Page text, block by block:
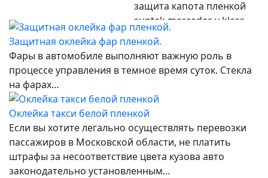
защита капота пленкой
suntek mercedes v klass
Защитная оклейка фар пленкой.
Фары в автомобиле выполняют важную роль в
процессе управления в темное время суток. Стекла
на фарах…
Оклейка такси белой пленкой
Если вы хотите легально осуществлять перевозки
пассажиров в Московской области, не платить
штрафы за несоответствие цвета кузова авто
законодательно установленным…